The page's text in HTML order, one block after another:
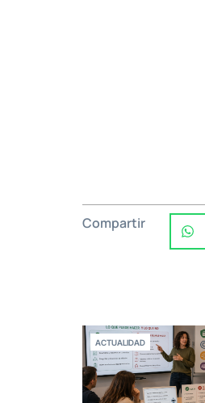
Compartir
ACTUALIDAD